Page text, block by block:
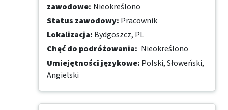
zawodowe: Nieokreślono
Status zawodowy: Pracownik
Lokalizacja: Bydgoszcz, PL
Chęć do podróżowania: Nieokreślono
Umiejętności językowe: Polski, Słoweński,
Angielski